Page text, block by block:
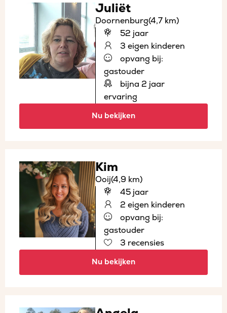
Juliët
Doornenburg(4,7 km)
52 jaar
3 eigen kinderen
opvang bij:
gastouder
bijna 2 jaar
ervaring
Nu bekijken
Kim
Ooij(4,9 km)
45 jaar
2 eigen kinderen
opvang bij:
gastouder
3 recensies
Nu bekijken